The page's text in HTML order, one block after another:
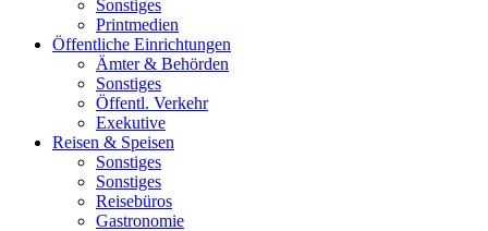
Sonstiges
Printmedien
Öffentliche Einrichtungen
Ämter & Behörden
Sonstiges
Öffentl. Verkehr
Exekutive
Reisen & Speisen
Sonstiges
Sonstiges
Reisebüros
Gastronomie